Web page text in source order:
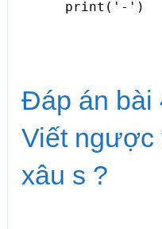
Đáp án bài
Viết ngược
xâu s ?